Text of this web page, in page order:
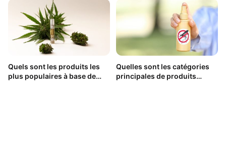
Quels sont les produits les
plus populaires à base de
Quelles sont les catégories
principales de produits